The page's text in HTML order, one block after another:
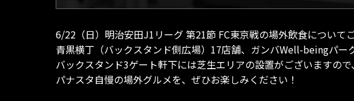
6/22（日）明治安田J1リーグ 第21節 FC東京戦の場外飲食について
青黒横丁（バックスタンド側広場）17店舗、ガンバWell-beingパ
バックスタンド3ゲート軒下には芝生エリアの設置がございますの
パナスタ自慢の場外グルメを、ぜひお楽しみください！